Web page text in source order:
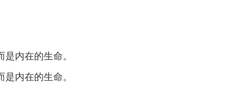
内在的生命。
内在的生命。